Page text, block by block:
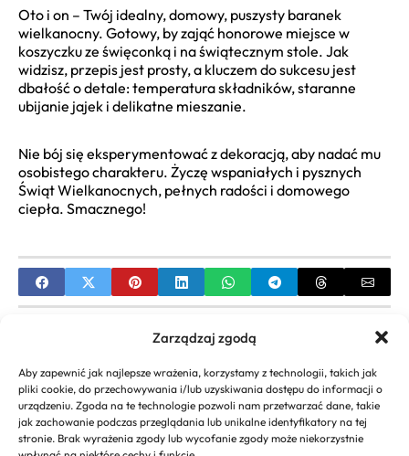
Zarządzaj zgodą
Aby zapewnić jak najlepsze wrażenia, korzystamy z technologii, takich jak
pliki cookie, do przechowywania i/lub uzyskiwania dostępu do informacji o
urządzeniu. Zgoda na te technologie pozwoli nam przetwarzać dane, takie
jak zachowanie podczas przeglądania lub unikalne identyfikatory na tej
stronie. Brak wyrażenia zgody lub wycofanie zgody może niekorzystnie
Oto i on – Twój idealny, domowy, puszysty baranek
wielkanocny. Gotowy, by zająć honorowe miejsce w
koszyczku ze święconką i na świątecznym stole. Jak
widzisz, przepis jest prosty, a kluczem do sukcesu jest
dbałość o detale: temperatura składników, staranne
ubijanie jajek i delikatne mieszanie.
Nie bój się eksperymentować z dekoracją, aby nadać mu
osobistego charakteru. Życzę wspaniałych i pysznych
Świąt Wielkanocnych, pełnych radości i domowego
ciepła. Smacznego!
Awans na nauczyciela dyplomowanego: przepisy
przejściowe (poradnik)
NEXT
Prosty przepis na baranka – Tradycyjny wypiek na